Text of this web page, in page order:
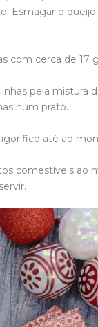
Esmagar o
com cerca de 17
pela mistura
num prato.
até ao
comestíveis ao